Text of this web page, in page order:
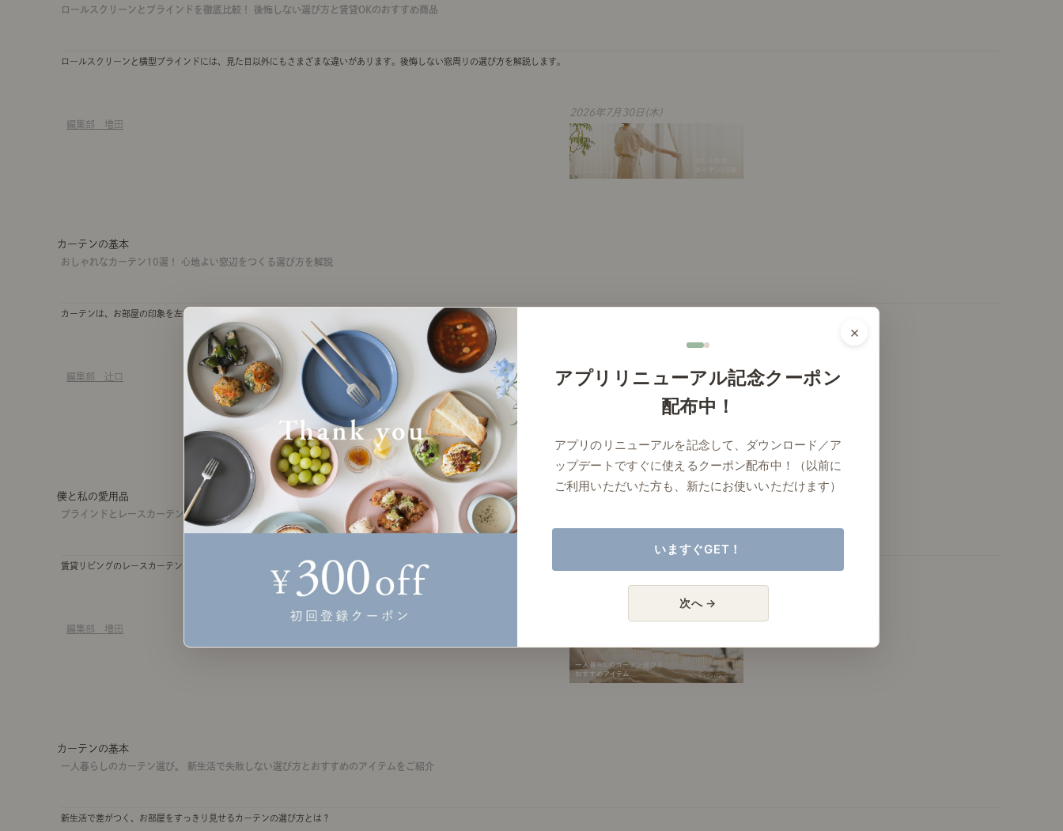
ロールスクリーンとブラインドを徹底比較！ 後悔しない選び方と賃貸OKのおすすめ商品
ロールスクリーンと横型ブラインドには、見た目以外にもさまざまな違いがあります。後悔しない窓周りの選び方を解説します。
編集部 増田
2026年7月30日(木)
カーテンの基本
おしゃれなカーテン10選！ 心地よい窓辺をつくる選び方を解説
カーテンは、お部屋の印象を左右する大きな「背景」。素材と機能から見た選び方と、おすすめの10選を解説いたします。
編集部 辻口
僕と私の愛用品
ブラインドとレースカーテンを徹底比較。 賃貸リビングで見た目や機能を比べました。
賃貸リビングのレースカーテンを「突っぱり式ブラインド」に変えてみて感じた、暮らしの変化をお伝えします。
編集部 増田
カーテンの基本
一人暮らしのカーテン選び。 新生活で失敗しない選び方とおすすめのアイテムをご紹介
新生活で差がつく、お部屋をすっきり見せるカーテンの選び方とは？
×
アプリリニューアル記念クーポン
配布中！
アプリのリニューアルを記念して、ダウンロード／ア
ップデートですぐに使えるクーポン配布中！（以前に
ご利用いただいた方も、新たにお使いいただけます）
いますぐGET！
次へ →